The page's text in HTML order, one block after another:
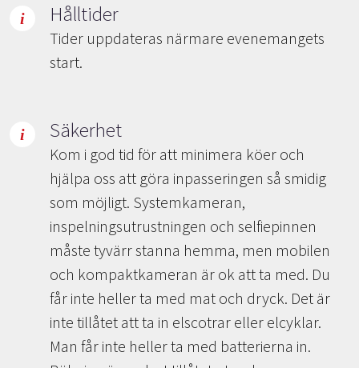
Hålltider
Tider uppdateras närmare evenemangets
start.
Säkerhet
Kom i god tid för att minimera köer och
hjälpa oss att göra inpasseringen så smidig
som möjligt. Systemkameran,
inspelningsutrustningen och selfiepinnen
måste tyvärr stanna hemma, men mobilen
och kompaktkameran är ok att ta med. Du
får inte heller ta med mat och dryck. Det är
inte tillåtet att ta in elscotrar eller elcyklar.
Man får inte heller ta med batterierna in.